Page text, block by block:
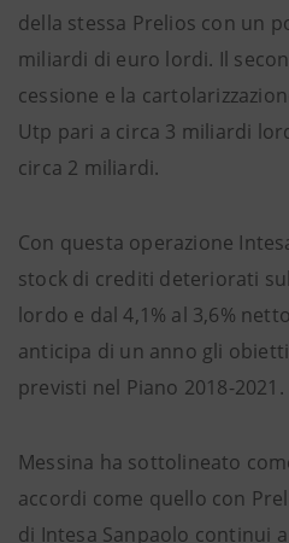
della stessa Prelios con un
miliardi di euro lordi. Il
cessione e la
Utp pari a circa 3 miliardi
circa 2 miliardi.
Con questa operazione
stock di crediti deteriorati sul
lordo e dal 4,1% al 3,6%
anticipa di un anno gli
previsti nel Piano 2018-2021.
Messina ha sottolineato
accordi come quello con
di Intesa Sanpaolo continui